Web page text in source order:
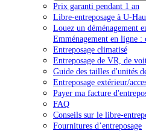
Prix garanti pendant 1 an
Libre-entreposage à U-
Louez un déménagement
Emménagement en ligne :
Entreposage climatisé
Entreposage de VR, de
Guide des tailles d'unités
Entreposage extérieur/
Payer ma facture
FAQ
Conseils sur le libre-
Fournitures d’entreposage